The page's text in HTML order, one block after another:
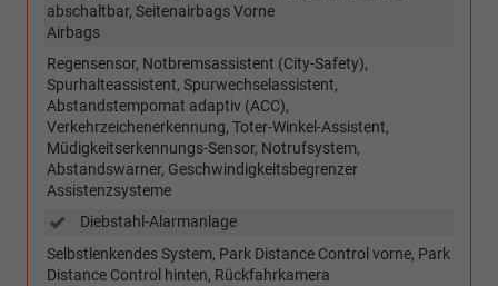
abschaltbar, Seitenairbags Vorne
Airbags
Regensensor, Notbremsassistent (City-Safety),
Spurhalteassistent, Spurwechselassistent,
Abstandstempomat adaptiv (ACC),
Verkehrzeichenerkennung, Toter-Winkel-Assistent,
Müdigkeitserkennungs-Sensor, Notrufsystem,
Abstandswarner, Geschwindigkeitsbegrenzer
Assistenzsysteme
Diebstahl-Alarmanlage
Selbstlenkendes System, Park Distance Control vorne, Park
Distance Control hinten, Rückfahrkamera